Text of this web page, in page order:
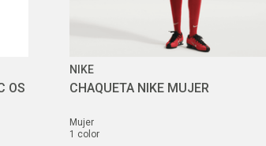
OS
NIKE
CHAQUETA NIKE MUJER
mujer
1 color